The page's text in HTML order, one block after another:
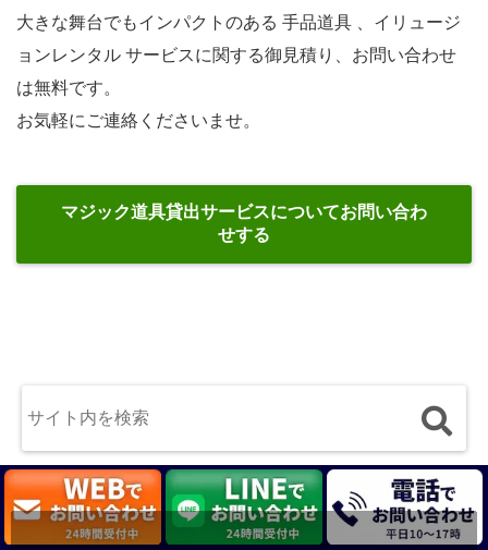
大きな舞台でもインパクトのある 手品道具 、イリュージ
ョンレンタル サービスに関する御見積り、お問い合わせ
は無料です。
お気軽にご連絡くださいませ。
マジック道具貸出サービスについてお問い合わ
せする